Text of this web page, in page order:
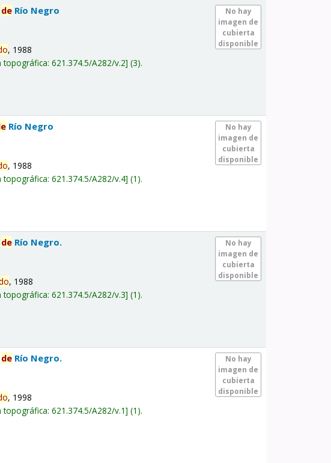
No hay
imagen de
cubierta
disponible
de Río Negro
, 1988
topográfica:621.374.5/A282/v.2 (3).
No hay
imagen de
cubierta
disponible
Río Negro
, 1988
topográfica:621.374.5/A282/v.4 (1).
No hay
imagen de
cubierta
disponible
de Río Negro.
, 1988
topográfica:621.374.5/A282/v.3 (1).
No hay
imagen de
cubierta
disponible
de Río Negro.
, 1998
topográfica:621.374.5/A282/v.1 (1).